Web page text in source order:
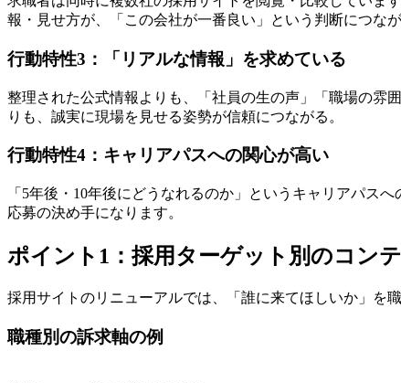
報・見せ方が、「この会社が一番良い」という判断につなが
行動特性3：「リアルな情報」を求めている
整理された公式情報よりも、「社員の生の声」「職場の雰
りも、誠実に現場を見せる姿勢が信頼につながる。
行動特性4：キャリアパスへの関心が高い
「5年後・10年後にどうなれるのか」というキャリアパス
応募の決め手になります。
ポイント1：採用ターゲット別のコン
採用サイトのリニューアルでは、「誰に来てほしいか」を
職種別の訴求軸の例